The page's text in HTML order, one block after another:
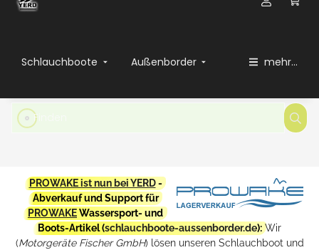
Schlauchboote Außenborder mehr...
PROWAKE ist nun bei YERD-
Abverkauf und Support für
PROWAKEWassersport- und
Boots-Artikel (schlauchboote-aussenborder.de): Wir
(Motorgeräte Fischer GmbH) lösen unseren Schlauchboot und